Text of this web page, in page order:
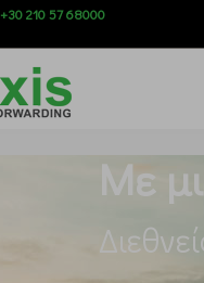
+30 210 57 68000
Με